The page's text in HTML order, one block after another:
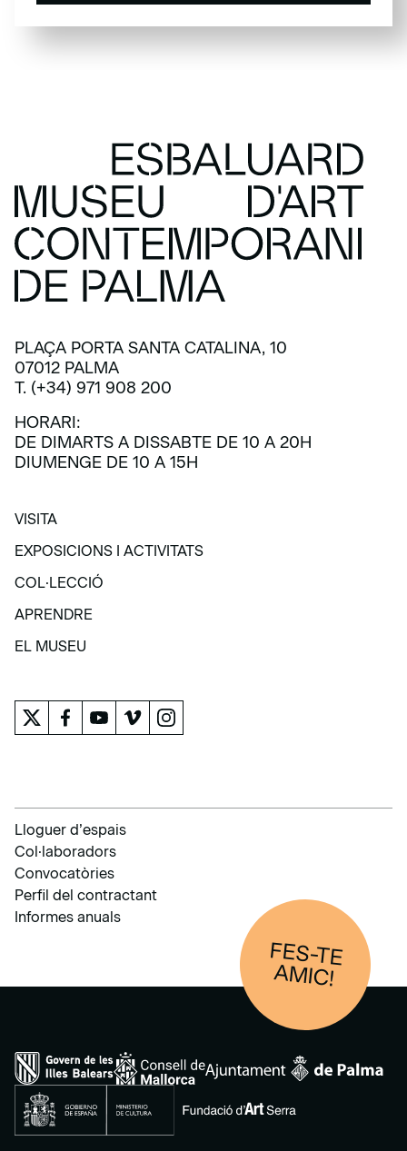
SUBSCRIU-TE
PLAÇA PORTA SANTA CATALINA, 10
07012 PALMA
T. (+34) 971 908 200
HORARI:
DE DIMARTS A DISSABTE DE 10 A 20H
DIUMENGE DE 10 A 15H
VISITA
VISITA
EXPOSICIONS I ACTIVITATS
EXPOSICIONS I ACTIVITATS
COL·LECCIÓ
COL·LECCIÓ
APRENDRE
APRENDRE
EL MUSEU
Lloguer d’espais
Col·laboradors
Convocatòries
Perfil del contractant
Informes anuals
FES-TE
AM
IC!